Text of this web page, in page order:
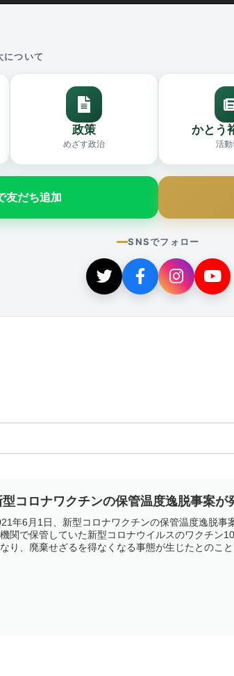
ついて
政策
めざす政治
かとう
活
友だち追加
SNSでフォロー
型コロナワクチンの保管温度逸脱事案
年6月1日、新型コロナワクチンの保管温度逸脱
関で保管していた新型コロナウイルスのワクチン
り、廃棄せざるを得なくなる事態が生じたとのこと